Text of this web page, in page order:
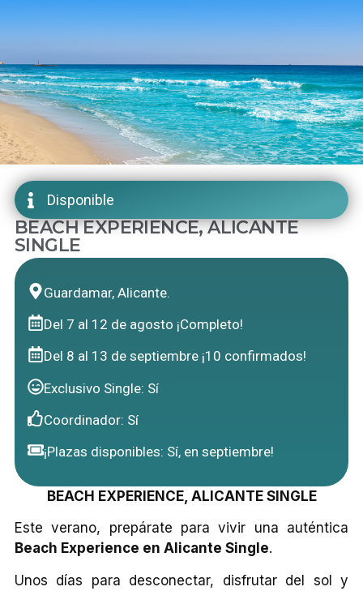
Disponible
BEACH EXPERIENCE, ALICANTE
SINGLE
Guardamar, Alicante.
Del 7 al 12 de agosto ¡Completo!
Del 8 al 13 de septiembre ¡10 confirmados!
Exclusivo Single: Sí
Coordinador: Sí
¡Plazas disponibles: Sí, en septiembre!
BEACH EXPERIENCE, ALICANTE SINGLE
Este verano, prepárate para vivir una auténtica
Beach Experience en Alicante Single.
Unos días para desconectar, disfrutar del sol y